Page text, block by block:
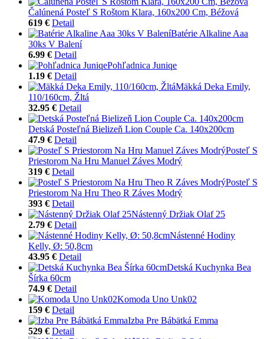
Čalúnená Posteľ S Roštom Klara, 160x200 Cm, Béžová
619 € Detail
Batérie Alkaline Aaa
30ks V Balení
6.99 € Detail
Pohľadnica Juniqe
1.19 € Detail
Mäkká Deka Emily,
110/160cm, Žltá
32.95 € Detail
Detská Posteľná Bielizeň Lion Couple Ca. 140x200cm
47.9 € Detail
Posteľ S
Priestorom Na Hru Manuel Záves Modrý
319 € Detail
Posteľ S
Priestorom Na Hru Theo R Záves Modrý
393 € Detail
Nástenný Držiak Olaf 25
2.79 € Detail
Nástenné Hodiny
Kelly, Ø: 50,8cm
43.95 € Detail
Detská Kuchynka Bea
Šírka 60cm
74.9 € Detail
Komoda Uno Unk02
159 € Detail
Izba Pre Bábätká Emma
529 € Detail